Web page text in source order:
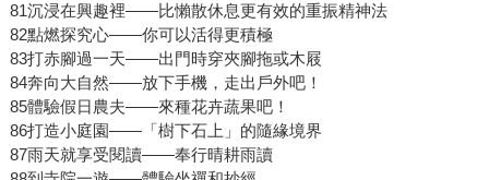
81沉浸在興趣裡——比懶散休息更有效的重振精神法
82點燃探究心——你可以活得更積極
83打赤腳過一天——出門時穿夾腳拖或木屐
84奔向大自然——放下手機，走出戶外吧！
85體驗假日農夫——來種花卉蔬果吧！
86打造小庭園——「樹下石上」的隨緣境界
87雨天就享受閱讀——奉行晴耕雨讀